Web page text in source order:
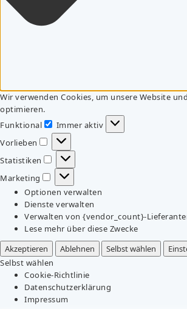
Wir verwenden Cookies, um unsere Website
optimieren.
Funktional
Funktional
Immer aktiv
Vorlieben
Vorlieben
Statistiken
Statistiken
Marketing
Marketing
Optionen verwalten
Dienste verwalten
Verwalten von {vendor_count}-
Lese mehr über diese Zwecke
Akzeptieren
Ablehnen Selbst wählen
Selbst wählen
Cookie-Richtlinie
Datenschutzerklärung
Impressum